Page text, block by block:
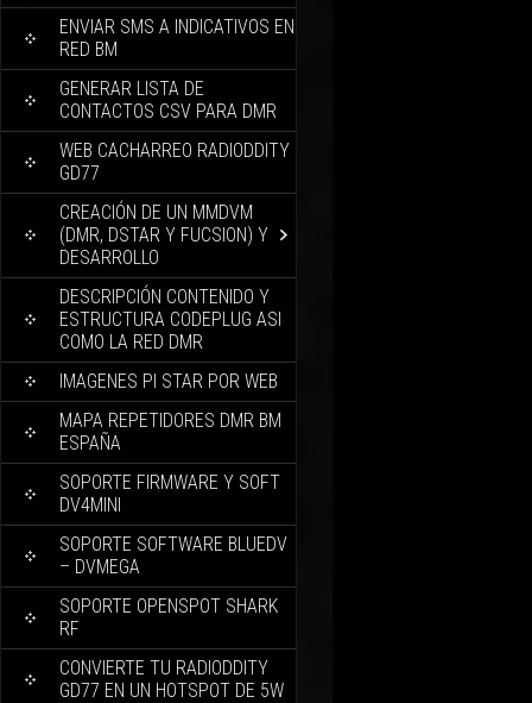
ENVIAR SMS A INDICATIVOS EN
RED BM
GENERAR LISTA DE
CONTACTOS CSV PARA DMR
WEB CACHARREO RADIODDITY
GD77
CREACIÓN DE UN MMDVM
(DMR, DSTAR Y FUCSION) Y
DESARROLLO
DESCRIPCIÓN CONTENIDO Y
ESTRUCTURA CODEPLUG ASI
COMO LA RED DMR
IMAGENES PI STAR POR WEB
MAPA REPETIDORES DMR BM
ESPAÑA
SOPORTE FIRMWARE Y SOFT
DV4MINI
SOPORTE SOFTWARE BLUEDV
– DVMEGA
SOPORTE OPENSPOT SHARK
RF
CONVIERTE TU RADIODDITY
GD77 EN UN HOTSPOT DE 5W